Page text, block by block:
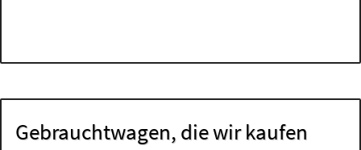
Gebrauchtwagen, die wir kaufen